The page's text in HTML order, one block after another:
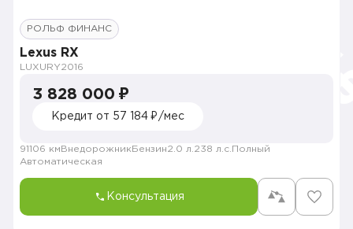
РОЛЬФ ФИНАНС
Lexus RX
LUXURY2016
3 828 000 ₽
Кредит от 57 184 ₽/мес
91106 км Внедорожник Бензин2.0 л. 238 л.с. Полный
Автоматическая
Консультация